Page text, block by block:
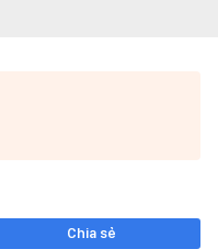
Chia sẻ